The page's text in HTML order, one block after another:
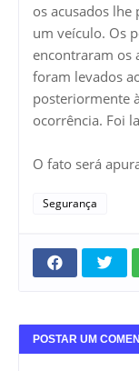
os acusados
um veículo. Os
encontraram os
foram levados
posteriormente
ocorrência. Foi
O fato será
Segurança
POSTAR UM